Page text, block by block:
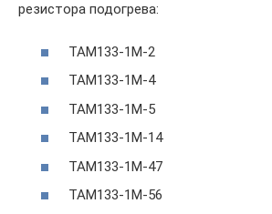
резистора подогрева:
ТАМ133-1М-2
ТАМ133-1М-4
ТАМ133-1М-5
ТАМ133-1М-14
ТАМ133-1М-47
ТАМ133-1М-56